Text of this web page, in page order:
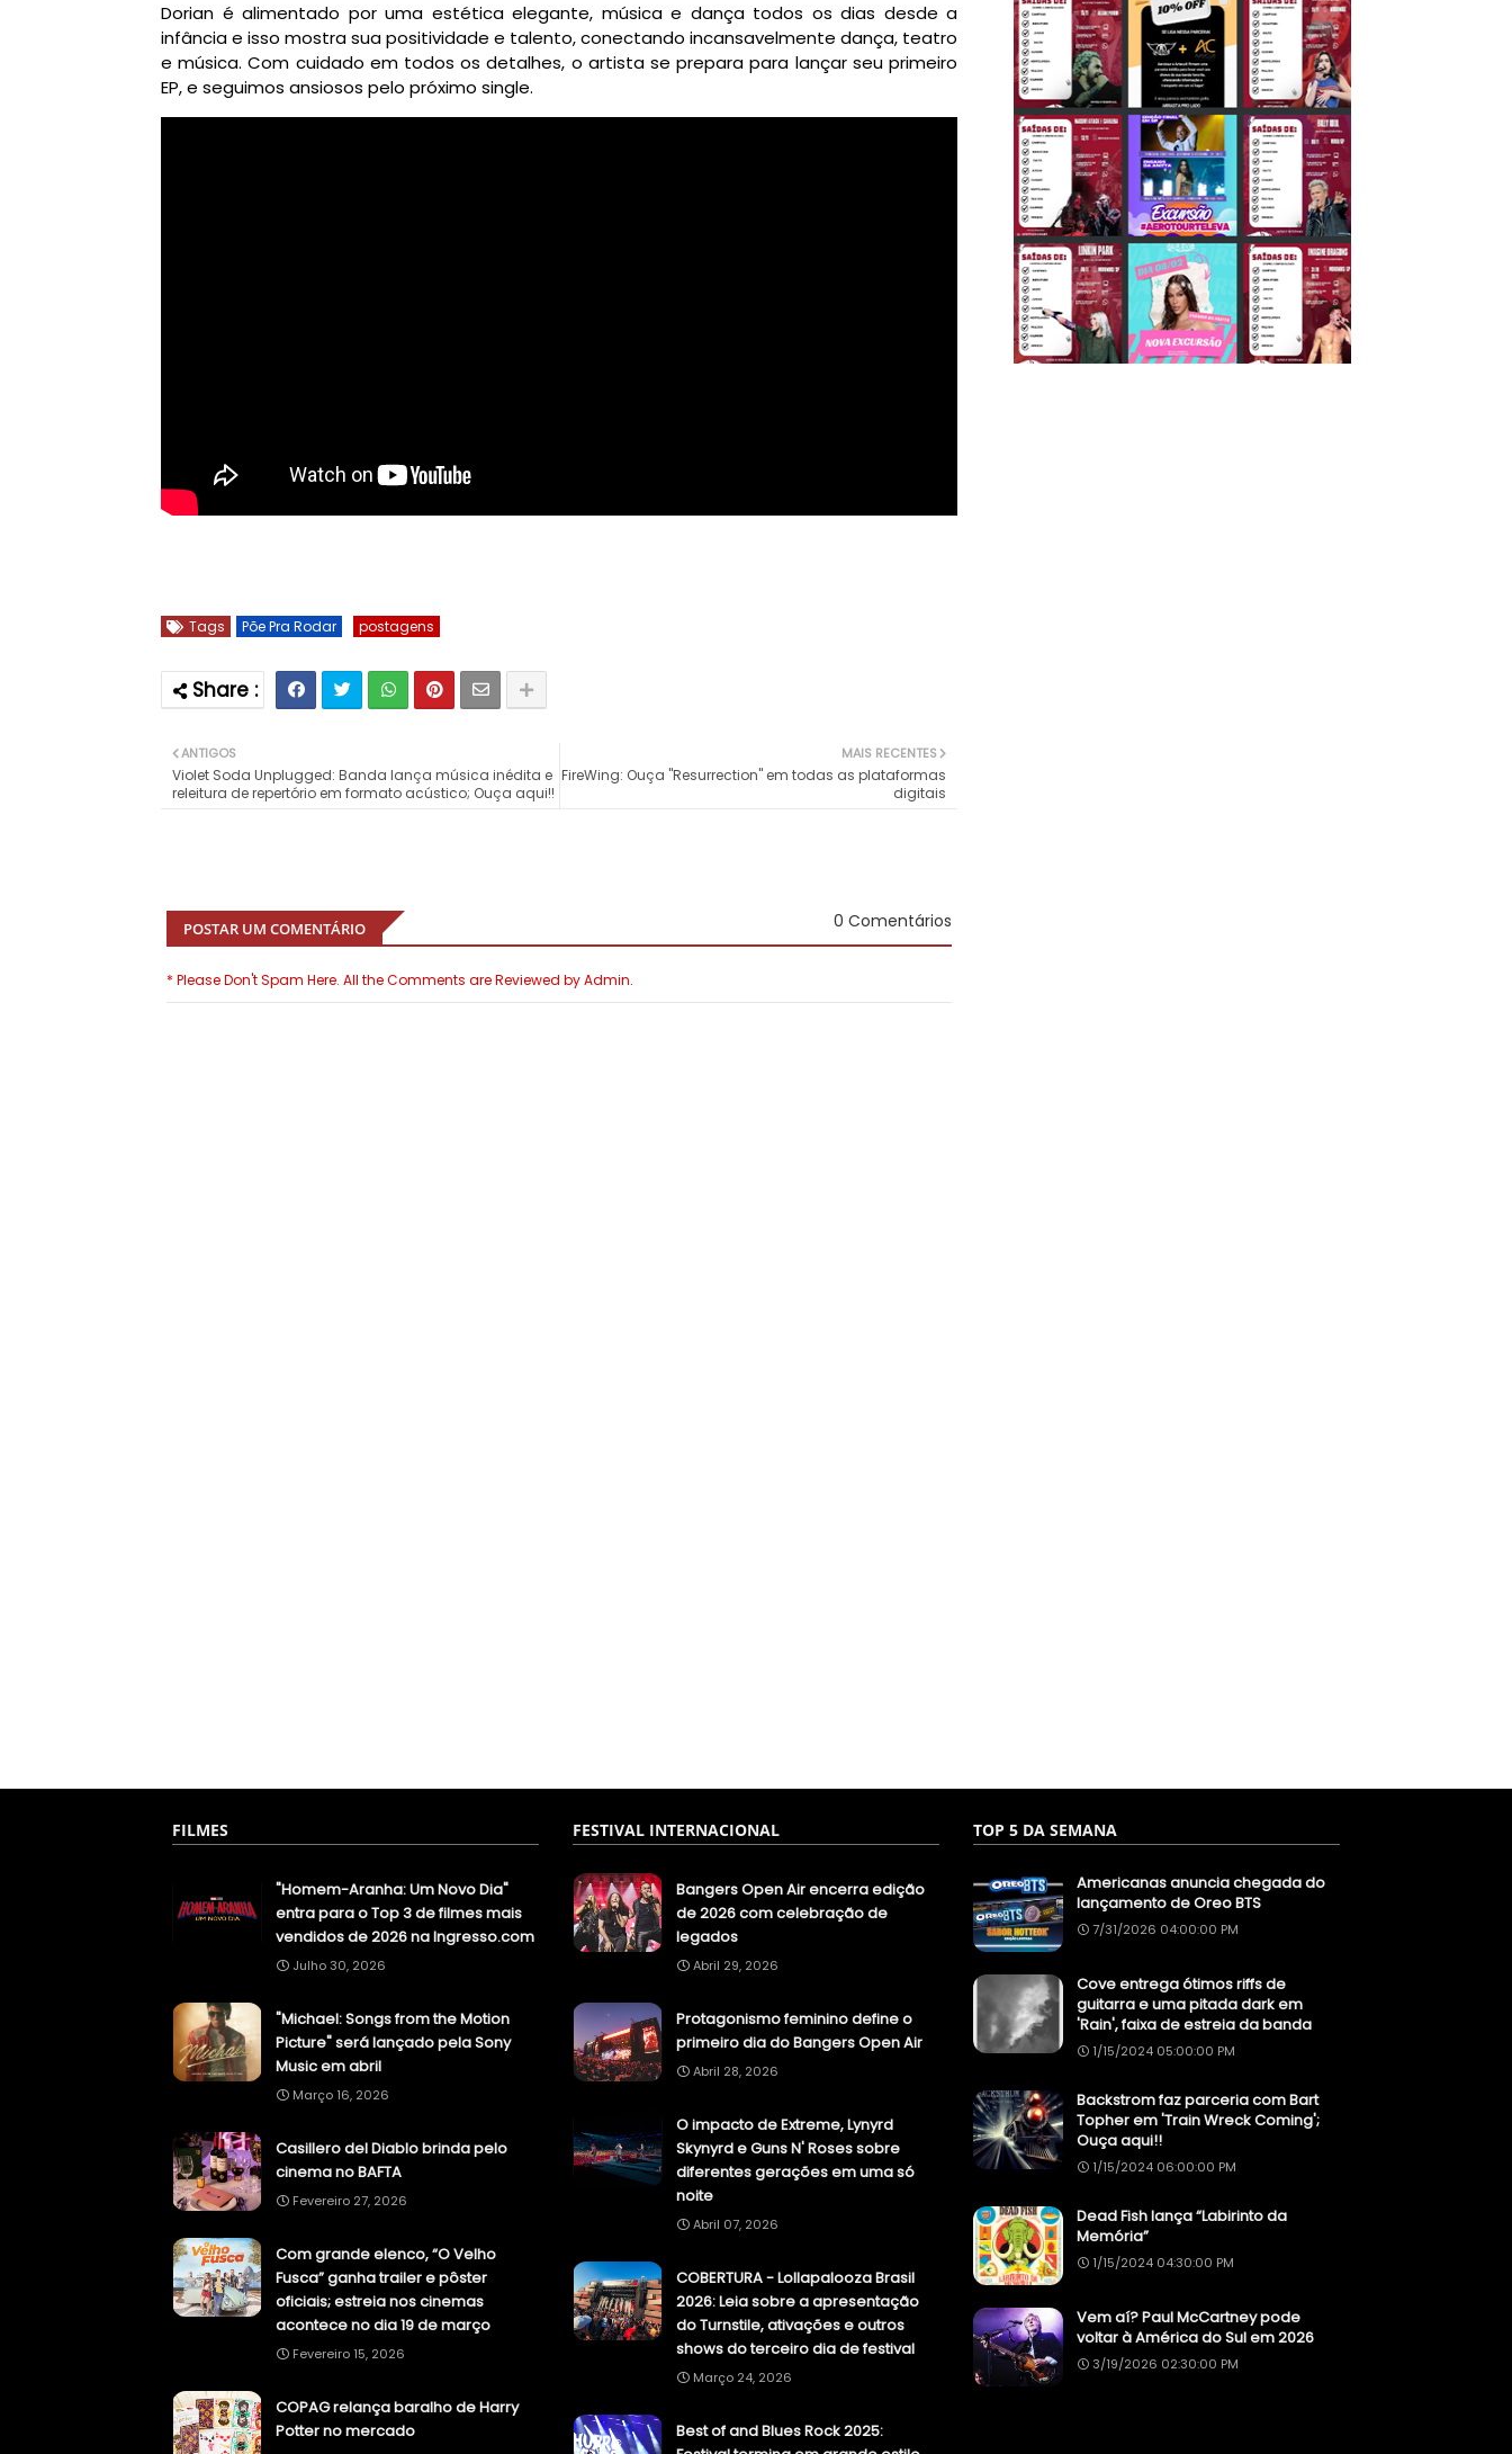
Dorian é alimentado por uma estética elegante, música e dança todos os dias desde a
infância e isso mostra sua positividade e talento,conectando incansavelmente dança, teatro
e música. Com cuidado em todos os detalhes, o artista se prepara para lançar seu primeiro
EP, e seguimos ansiosos pelo próximo single.
Tags Põe Pra Rodar postagens
MAIS RECENTES
FireWing: Ouça "Resurrection" em todas as plataformas
digitais
ANTIGOS
Violet Soda Unplugged: Banda lança música inédita e
releitura de repertório em formato acústico; Ouça aqui!!
POSTAR UM COMENTÁRIO 0 Comentários
* Please Don't Spam Here. All the Comments are Reviewed by Admin.
FILMES
"Homem-Aranha: Um Novo Dia"
entra para o Top 3 de filmes mais
vendidos de 2026 na Ingresso.com
Julho 30, 2026
"Michael: Songs from the Motion
Picture" será lançado pela Sony
Music em abril
Março 16, 2026
Casillero del Diablo brinda pelo
cinema no BAFTA
Fevereiro 27, 2026
Com grande elenco, “O Velho
Fusca” ganha trailer e pôster
oficiais; estreia nos cinemas
acontece no dia 19 de março
Fevereiro 15, 2026
COPAG relança baralho de Harry
Potter no mercado
FESTIVAL INTERNACIONAL
Bangers Open Air encerra edição
de 2026 com celebração de
legados
Abril 29, 2026
Protagonismo feminino define o
primeiro dia do Bangers Open Air
Abril 28, 2026
O impacto de Extreme, Lynyrd
Skynyrd e Guns N' Roses sobre
diferentes gerações em uma só
noite
Abril 07, 2026
COBERTURA - Lollapalooza Brasil
2026: Leia sobre a apresentação
do Turnstile, ativações e outros
shows do terceiro dia de festival
Março 24, 2026
Best of and Blues Rock 2025:
TOP 5 DA SEMANA
Americanas anuncia chegada do
lançamento de Oreo BTS
7/31/2026 04:00:00 PM
Cove entrega ótimos riffs de
guitarra e uma pitada dark em
'Rain', faixa de estreia da banda
1/15/2024 05:00:00 PM
Backstrom faz parceria com Bart
Topher em 'Train Wreck Coming';
Ouça aqui!!
1/15/2024 06:00:00 PM
Dead Fish lança “Labirinto da
Memória”
1/15/2024 04:30:00 PM
Vem aí? Paul McCartney pode
voltar à América do Sul em 2026
3/19/2026 02:30:00 PM